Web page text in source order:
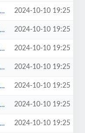
2024-10-10 19:25
2024-10-10 19:25
2024-10-10 19:25
2024-10-10 19:25
2024-10-10 19:25
2024-10-10 19:25
2024-10-10 19:25